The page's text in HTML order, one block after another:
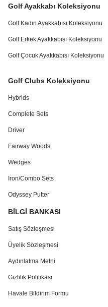
Golf Ayakkabı Koleksiyonu
Golf Kadın Ayakkabısı Koleksiyonu
Golf Erkek Ayakkabısı Koleksiyonu
Golf Çocuk Ayakkabısı Koleksiyonu
Golf Clubs Koleksiyonu
Hybrids
Complete Sets
Driver
Fairway Woods
Wedges
Iron/Combo Sets
Odyssey Putter
BİLGİ BANKASI
Satış Sözleşmesi
Üyelik Sözleşmesi
Aydınlatma Metni
Gizlilik Politikası
Havale Bildirim Formu